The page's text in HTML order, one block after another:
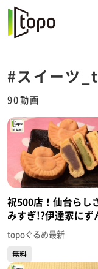
#スイーツ
90動画
祝500店！仙台らし
みすぎ!?伊達家にず
「ちゅんちゅん堂」
区川内）#500【
め】
topoぐるめ最新
無料